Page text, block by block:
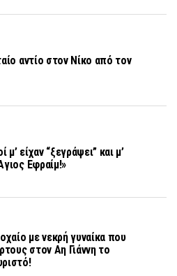
αντίο στον Νίκο από τον
μ’ είχαν “ξεγράψει” και μ’
Εφραίμ!»
με νεκρή γυναίκα που
στον Αη Γιάννη το